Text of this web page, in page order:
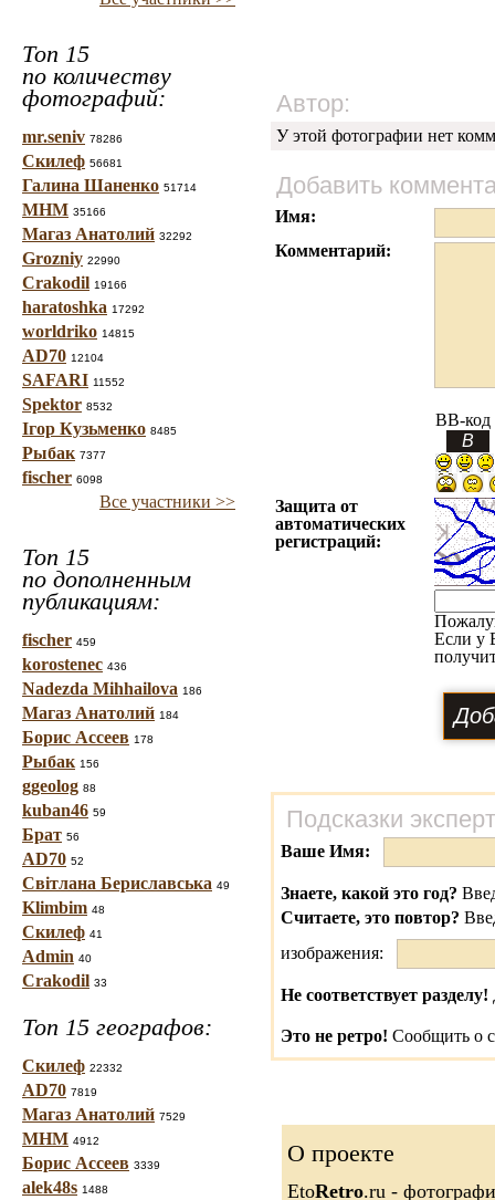
Топ 15
по количеству
фотографий:
mr.seniv 78286
Скилеф 56681
Галина Шаненко 51714
МНМ 35166
Магаз Анатолий 32292
Grozniy 22990
Crakodil 19166
haratoshka 17292
worldriko 14815
AD70 12104
SAFARI 11552
Spektor 8532
Ігор Кузьменко 8485
Рыбак 7377
fischer 6098
Все участники >>
Топ 15
по дополненным
публикациям:
fischer 459
korostenec 436
Nadezda Mihhailova 186
Магаз Анатолий 184
Борис Ассеев 178
Рыбак 156
ggeolog 88
kuban46 59
Брат 56
AD70 52
Світлана Бериславська 49
Klimbim 48
Скилеф 41
Admin 40
Crakodil 33
Топ 15 географов:
Скилеф 22332
AD70 7819
Магаз Анатолий 7529
МНМ 4912
Борис Ассеев 3339
alek48s 1488
Автор:
У этой фотографии нет
Добавить
Имя:
Комментарий:
BB-код
Защита от
автоматических
регистраций:
Если у
Подсказки
Ваше Имя:
Знаете, какой это год?
Считаете, это повтор?
изображения:
Не соответствует разделу!
Это не ретро! Сообщить о
О проекте
EtoRetro.ru -